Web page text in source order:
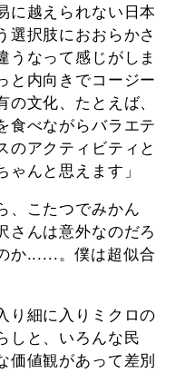
に越えられない日本
選択肢におおらかさ
うなって感じがしま
と内向きでコージー
文化、たとえば、
食べながらバラエテ
のアクティビティと
ゃんと思えます」
、こたつでみかん
さんは意外なのだろ
か......。僕は超似合
り細に入りミクロの
しと、いろんな民
価値観があって差別